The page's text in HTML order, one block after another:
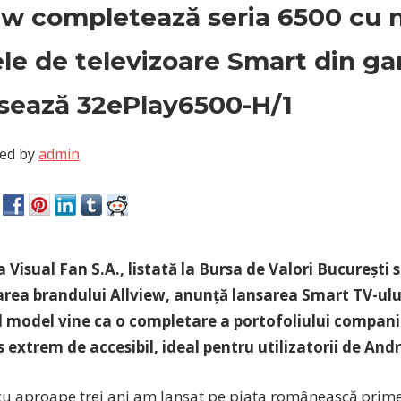
completează seria 6500 cu
de televizoare Smart din
32ePlay6500-H/1
byadmin
Visual Fan S.A., listată la Bursa de Valori București
brandului Allview, anunță lansarea Smart TV-
model vine ca o completare a portofoliului
extrem de accesibil, ideal pentru utilizatorii de
aproape trei ani am lansat pe piața românească